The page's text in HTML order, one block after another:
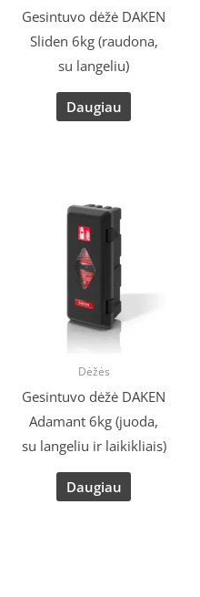
Gesintuvo dėžė DAKEN
Sliden 6kg (raudona,
su langeliu)
Daugiau
Dėžės
Gesintuvo dėžė DAKEN
Adamant 6kg (juoda,
su langeliu ir laikikliais)
Daugiau